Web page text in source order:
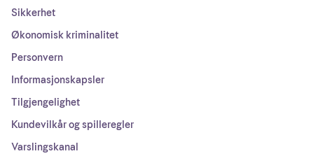
Sikkerhet
Økonomisk kriminalitet
Personvern
Informasjonskapsler
Tilgjengelighet
Kundevilkår og spilleregler
Varslingskanal